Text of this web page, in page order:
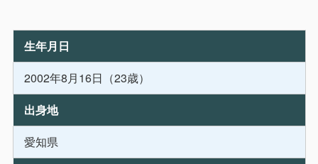
生年月日
2002年8月16日（23歳）
出身地
愛知県